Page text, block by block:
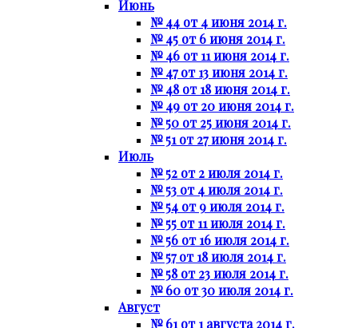
Июнь
№ 44 от 4 июня 2014 г.
№ 45 от 6 июня 2014 г.
№ 46 от 11 июня 2014 г.
№ 47 от 13 июня 2014 г.
№ 48 от 18 июня 2014 г.
№ 49 от 20 июня 2014 г.
№ 50 от 25 июня 2014 г.
№ 51 от 27 июня 2014 г.
Июль
№ 52 от 2 июля 2014 г.
№ 53 от 4 июля 2014 г.
№ 54 от 9 июля 2014 г.
№ 55 от 11 июля 2014 г.
№ 56 от 16 июля 2014 г.
№ 57 от 18 июля 2014 г.
№ 58 от 23 июля 2014 г.
№ 60 от 30 июля 2014 г.
Август
№ 61 от 1 августа 2014 г.